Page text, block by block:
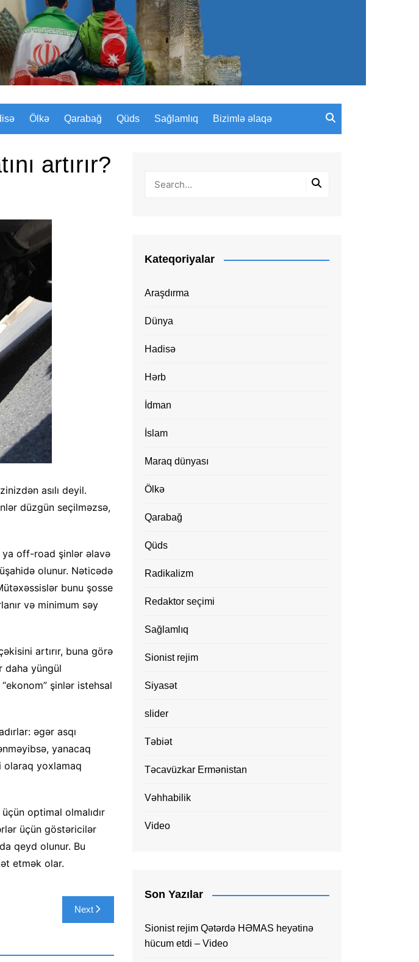
Sizinyol.org
Ölkə Qarabağ Qüds Sağlamlıq Bizimlə əlaqə
artırır?
asılı deyil.
düzgün seçilməzsə,
ya off-road şinlər əlavə
olunur. Nəticədə
bunu şosse
və minimum səy
artırır, buna görə
daha yüngül
şinlər istehsal
əgər asqı
yanacaq
olaraq yoxlamaq
optimal olmalıdır
üçün göstəricilər
qeyd olunur. Bu
etmək olar.
Next
Kateqoriyalar
Araşdırma
Dünya
Hadisə
Hərb
İdman
İslam
Maraq dünyası
Ölkə
Qarabağ
Qüds
Radikalizm
Redaktor seçimi
Sağlamlıq
Sionist rejim
Siyasət
slider
Təbiət
Təcavüzkar Ermənistan
Vəhhabilik
Video
Son Yazılar
Sionist rejim Qətərdə HƏMAS heyətinə
hücum etdi – Video